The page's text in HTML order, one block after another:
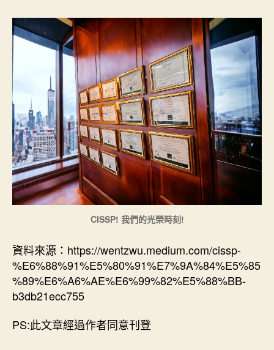
CISSP! 我們的光榮時刻!
資料來源：https://wentzwu.medium.com/cissp-
%E6%88%91%E5%80%91%E7%9A%84%E5%85
%89%E6%A6%AE%E6%99%82%E5%88%BB-
b3db21ecc755
PS:此文章經過作者同意刊登